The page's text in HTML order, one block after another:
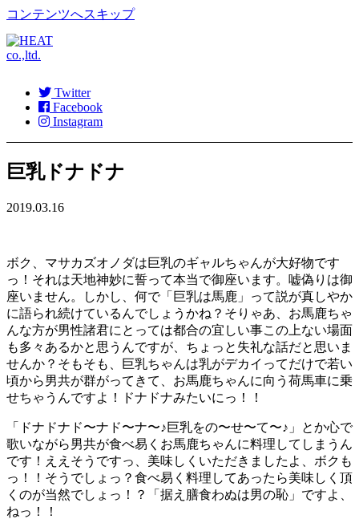
コンテンツへスキップ
Twitter
Facebook
Instagram
巨乳ドナドナ
2019.03.16
ボク、マサカズオノダは巨乳のギャルちゃんが大好物です
っ！それは天地神妙に誓って本当で御座います。嘘偽りは御
座いません。しかし、何で「巨乳は馬鹿」って説が真しやか
に語られ続けているんでしょうかね？そりゃあ、お馬鹿ちゃ
んな方が男性諸君にとっては都合の宜しい事この上ない場面
も多々あるかと思うんですが、ちょっと失礼な話だと思いま
せんか？そもそも、巨乳ちゃんは乳がデカイってだけで若い
頃から男共が群がってきて、お馬鹿ちゃんに向う荷馬車に乗
せちゃうんですよ！ドナドナみたいにっ！！
「ドナドナド〜ナド〜ナ〜♪巨乳をの〜せ〜て〜♪」とか心で
歌いながら男共が食べ易くお馬鹿ちゃんに料理してしまうん
です！ええそうですっ、美味しくいただきましたよ、ボクも
っ！！そうでしょっ？食べ易く料理してあったら美味しく頂
くのが当然でしょっ！？「据え膳食わぬは男の恥」ですよ、
ねっ！！